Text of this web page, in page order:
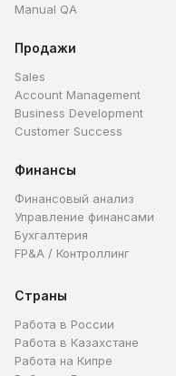
Manual QA
Продажи
Sales
Account Management
Business Development
Customer Success
Финансы
Финансовый анализ
Управление финансами
Бухгалтерия
FP&A / Контроллинг
Страны
Работа в России
Работа в Казахстане
Работа на Кипре